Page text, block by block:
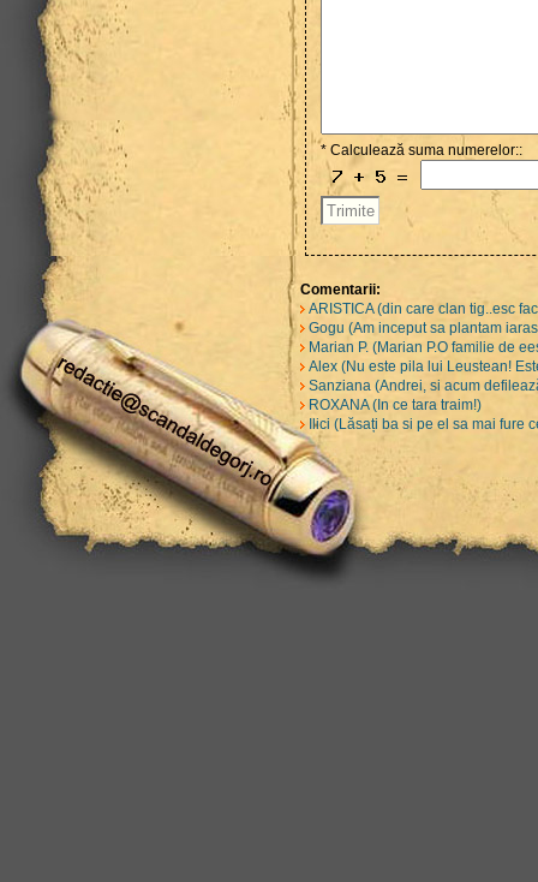
* Calculează suma numerelor::
Comentarii:
ARISTICA (din care clan tig..esc
Gogu (Am inceput sa plantam
Marian P. (Marian P.O familie de
Alex (Nu este pila lui Leustean!
Sanziana (Andrei, si acum
ROXANA (In ce tara traim!)
Ilici (Lăsați ba si pe el sa mai fure